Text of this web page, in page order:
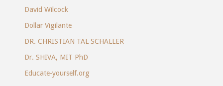
David Wilcock
Dollar Vigilante
DR. CHRISTIAN TAL SCHALLER
Dr. SHIVA, MIT PhD
Educate-yourself.org